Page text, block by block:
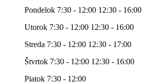
Pondelok 7:30 - 12:00 12:30 - 16:00
Utorok 7:30 - 12:00 12:30 - 16:00
Streda 7:30 - 12:00 12:30 - 17:00
Štvrtok 7:30 - 12:00 12:30 - 16:00
Piatok 7:30 - 12:00